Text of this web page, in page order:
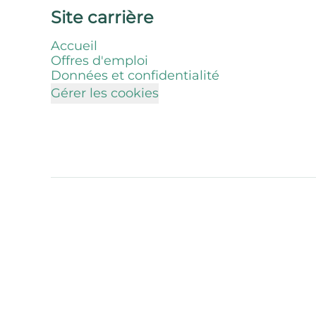
Site carrière
Accueil
Offres d'emploi
Données et confidentialité
Gérer les cookies